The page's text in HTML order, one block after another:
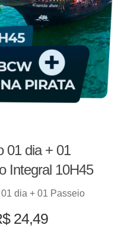
01 dia + 01
Integral 10H45
dia + 01 Passeio
24,49